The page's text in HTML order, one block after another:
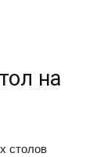
на
столов